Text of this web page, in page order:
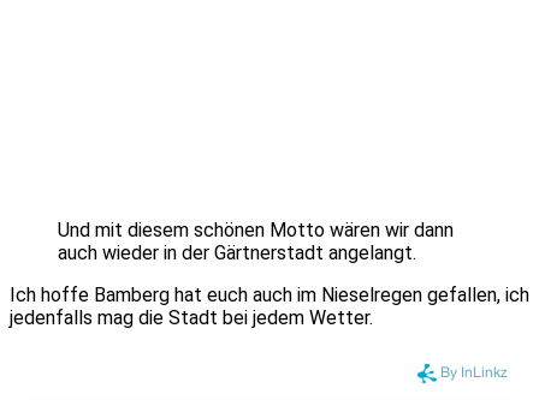
Und mit diesem schönen Motto wären wir dann
auch wieder in der Gärtnerstadt angelangt.
Ich hoffe Bamberg hat euch auch im Nieselregen gefallen, ich
jedenfalls mag die Stadt bei jedem Wetter.